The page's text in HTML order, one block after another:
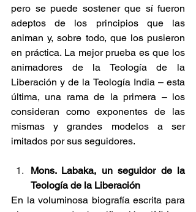
pero se puede sostener que sí fueron
adeptos de los principios que las
animan y, sobre todo, que los pusieron
en práctica. La mejor prueba es que los
animadores de la Teología de la
Liberación y de la Teología India – esta
última, una rama de la primera – los
consideran como exponentes de las
mismas y grandes modelos a ser
imitados por sus seguidores.
Mons. Labaka, un seguidor de la
Teología de la Liberación
En la voluminosa biografía escrita para